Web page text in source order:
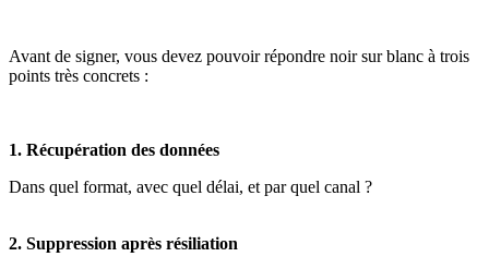
Avant de signer, vous devez pouvoir répondre noir sur blanc à trois
points très concrets :
1. Récupération des données
Dans quel format, avec quel délai, et par quel canal ?
2. Suppression après résiliation